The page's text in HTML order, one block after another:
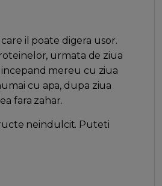
il poate digera usor.
urmata de ziua
mereu cu ziua
cu apa, dupa ziua
fara zahar.
neindulcit. Puteti